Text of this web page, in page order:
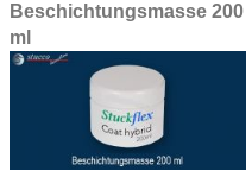
Beschichtungsmasse 200
ml